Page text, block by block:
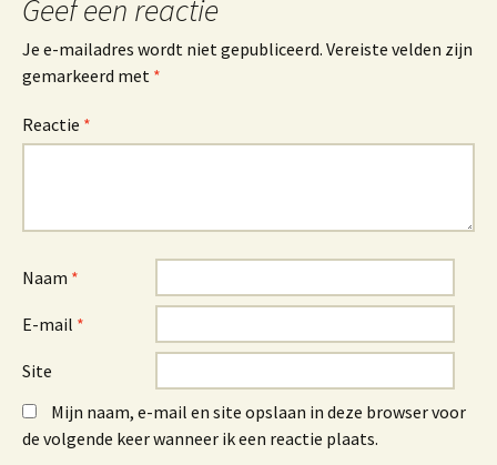
Geef een reactie
Je e-mailadres wordt niet gepubliceerd. Vereiste velden zijn
gemarkeerd met *
Reactie *
Naam *
E-mail *
Site
Mijn naam, e-mail en site opslaan in deze browser voor
de volgende keer wanneer ik een reactie plaats.